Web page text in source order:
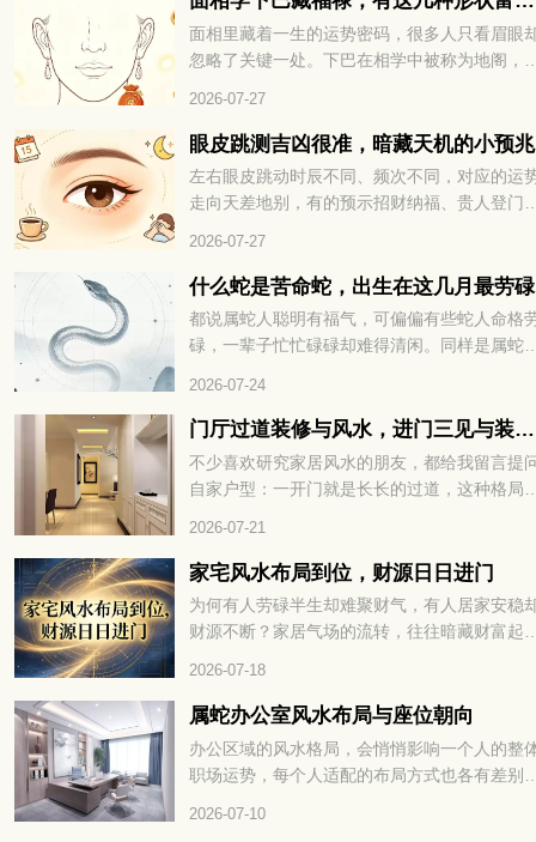
法，参考两人是否适合相伴一生。不少属马女
好奇，自己和什么属相的异性最为相配，下面
们就一起来看看。
面相里藏着一生的运势密码，很多人只看眉眼
忽略了关键一处。下巴在相学中被称为地阁，
层次与人生走向。面相学下巴藏福禄，有这几
形状富贵不愁，到底哪些下巴天生带财，赶紧
下一看便知！
2026-07-27
眼皮跳测吉凶很准，暗藏天机的小预兆
左右眼皮跳动时辰不同、频次不同，对应的运
走向天差地别，有的预示招财纳福、贵人登门
预判运势、规避霉运、接住好运。想知道自己
期眼皮跳动，究竟是吉兆还是凶兆？赶紧往下
细查看！
2026-07-27
什么蛇是苦命蛇，出生在这几月最劳碌
都说属蛇人聪明有福气，可偏偏有些蛇人命格
碌，一辈子忙忙碌碌却难得清闲。同样是属蛇
累。民间老辈常讲，生肖蛇里藏着 “苦命蛇”，
多和降生的时节息息相关，很多人到中年才恍
大悟。什么蛇是苦命蛇，出生在这几月最劳碌
到底是哪几个月份，看完下文你就一清二楚了
2026-07-24
门厅过道装修与风水，进门三见与装修避坑指南
不少喜欢研究家居风水的朋友，都给我留言提
自家户型：一开门就是长长的过道，这种格局
帘来调整气场？今天就顺着大家关心的这点，
聊入户过道的装修搭配和相关风水讲究。
2026-07-21
家宅风水布局到位，财源日日进门
为何有人劳碌半生却难聚财气，有人居家安稳
财源不断？家居气场的流转，往往暗藏财富起
节，错失聚财良机。找准方位理顺气场，才能
福运与财气常驻家门，家宅风水布局到位，财
日日进门。想知道具体如何打造招财旺运的居
格局，不妨继续往下细看。
2026-07-18
属蛇办公室风水布局与座位朝向
办公区域的风水格局，会悄悄影响一个人的整
职场运势，每个人适配的布局方式也各有差别
2026-07-10